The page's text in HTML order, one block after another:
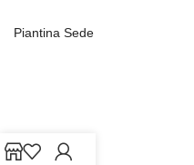
Piantina Sede